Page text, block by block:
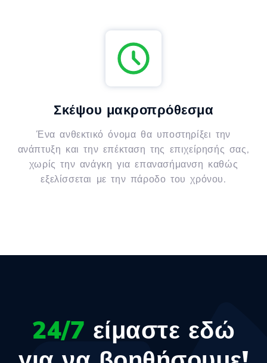
Σκέψου μακροπρόθεσμα
Ένα ανθεκτικό όνομα θα υποστηρίξει την
ανάπτυξη και την επέκταση της επιχείρησής σας,
χωρίς την ανάγκη για επανασήμανση καθώς
εξελίσσεται με την πάροδο του χρόνου.
24/7 είμαστε εδώ